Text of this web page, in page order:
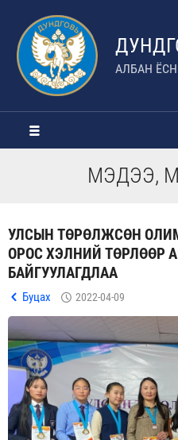
АЛБАН
МЭДЭЭ,
УЛСЫН ТӨРӨЛЖСӨН
ОРОС ХЭЛНИЙ ТӨРЛӨӨР
БАЙГУУЛАГДЛАА
Буцах 2022-04-09